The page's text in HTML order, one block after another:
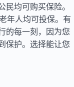
均可购买保险。
年人均可投保。有
的每一刻，因为您
保护。选择能让您